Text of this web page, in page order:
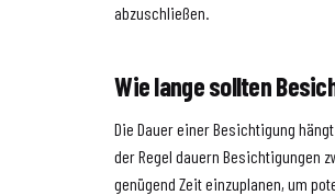
abzuschließen.
Wie lange sollten
Die Dauer einer Besichtigung
der Regel dauern Besichtigungen
genügend Zeit einzuplanen, um